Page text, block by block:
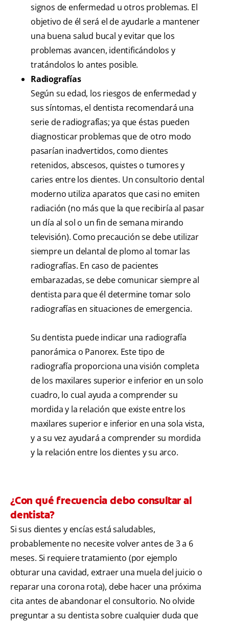
signos de enfermedad u otros problemas. El
objetivo de él será el de ayudarle a mantener
una buena salud bucal y evitar que los
problemas avancen, identificándolos y
tratándolos lo antes posible.
Radiografías
Según su edad, los riesgos de enfermedad y
sus síntomas, el dentista recomendará una
serie de radiografías; ya que éstas pueden
diagnosticar problemas que de otro modo
pasarían inadvertidos, como dientes
retenidos, abscesos, quistes o tumores y
caries entre los dientes. Un consultorio dental
moderno utiliza aparatos que casi no emiten
radiación (no más que la que recibiría al pasar
un día al sol o un fin de semana mirando
televisión). Como precaución se debe utilizar
siempre un delantal de plomo al tomar las
radiografías. En caso de pacientes
embarazadas, se debe comunicar siempre al
dentista para que él determine tomar solo
radiografías en situaciones de emergencia.
Su dentista puede indicar una radiografía
panorámica o Panorex. Este tipo de
radiografía proporciona una visión completa
de los maxilares superior e inferior en un solo
cuadro, lo cual ayuda a comprender su
mordida y la relación que existe entre los
maxilares superior e inferior en una sola vista,
y a su vez ayudará a comprender su mordida
y la relación entre los dientes y su arco.
¿Con qué frecuencia debo consultar al
dentista?
Si sus dientes y encías está saludables,
probablemente no necesite volver antes de 3 a 6
meses. Si requiere tratamiento (por ejemplo
obturar una cavidad, extraer una muela del juicio o
reparar una corona rota), debe hacer una próxima
cita antes de abandonar el consultorio. No olvide
preguntar a su dentista sobre cualquier duda que